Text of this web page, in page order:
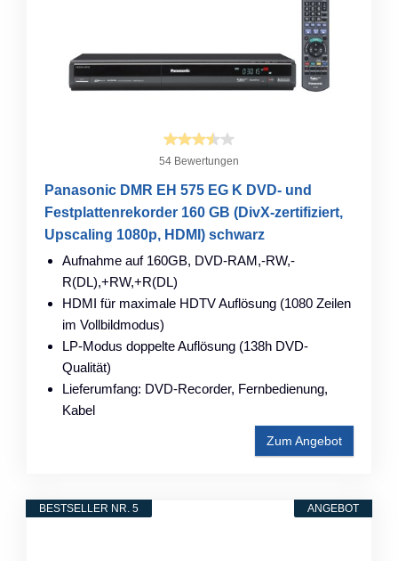
54 Bewertungen
Panasonic DMR EH 575 EG K DVD- und
Festplattenrekorder 160 GB (DivX-zertifiziert,
Upscaling 1080p, HDMI) schwarz
Aufnahme auf 160GB, DVD-RAM,-RW,-
R(DL),+RW,+R(DL)
HDMI für maximale HDTV Auflösung (1080 Zeilen
im Vollbildmodus)
LP-Modus doppelte Auflösung (138h DVD-
Qualität)
Lieferumfang: DVD-Recorder, Fernbedienung,
Kabel
Zum Angebot
ANGEBOT
BESTSELLER NR. 5